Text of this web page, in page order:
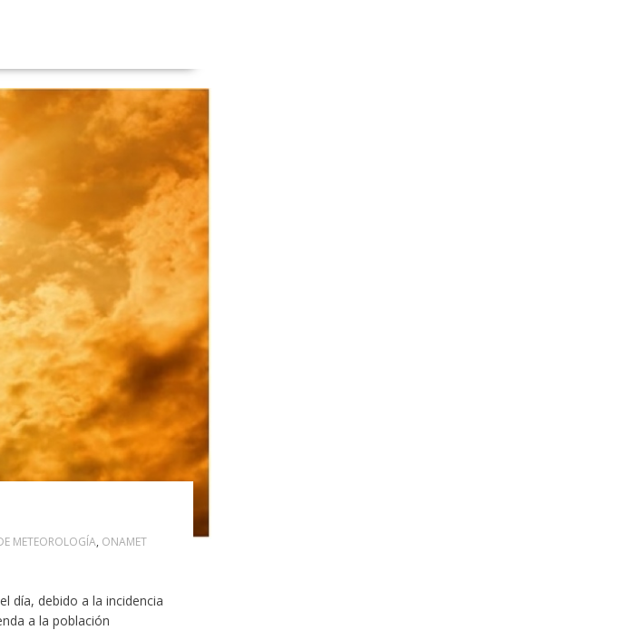
METEOROLOGÍA, ONAMET
día, debido a la incidencia
a la población